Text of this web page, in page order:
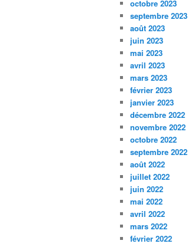
octobre 2023
septembre 2023
août 2023
juin 2023
mai 2023
avril 2023
mars 2023
février 2023
janvier 2023
décembre 2022
novembre 2022
octobre 2022
septembre 2022
août 2022
juillet 2022
juin 2022
mai 2022
avril 2022
mars 2022
février 2022